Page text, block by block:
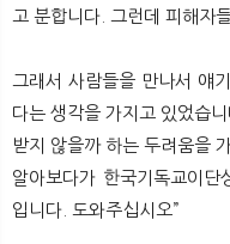
고 분합니다. 그런데 피해자
그래서 사람들을 만나서 얘
다는 생각을 가지고 있었습
받지 않을까 하는 두려움을
알아보다가 한국기독교이
입니다. 도와주십시오”